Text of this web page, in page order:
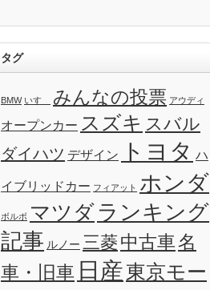
タグ
BMW いすゞ みんなの投票 アウディ
オープンカー スズキ スバル
ダイハツ デザイン トヨタ ハ
イブリッドカー フィアット ホンダ
ボルボ マツダ ランキング
記事 ルノー 三菱 中古車名
車・旧車 日産東京モー